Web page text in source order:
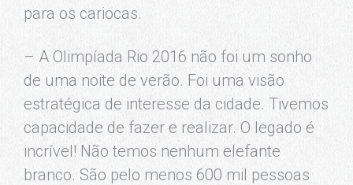
para os cariocas.
– A Olimpíada Rio 2016 não foi um sonho
de uma noite de verão. Foi uma visão
estratégica de interesse da cidade. Tivemos
capacidade de fazer e realizar. O legado é
incrível! Não temos nenhum elefante
branco. São pelo menos 600 mil pessoas